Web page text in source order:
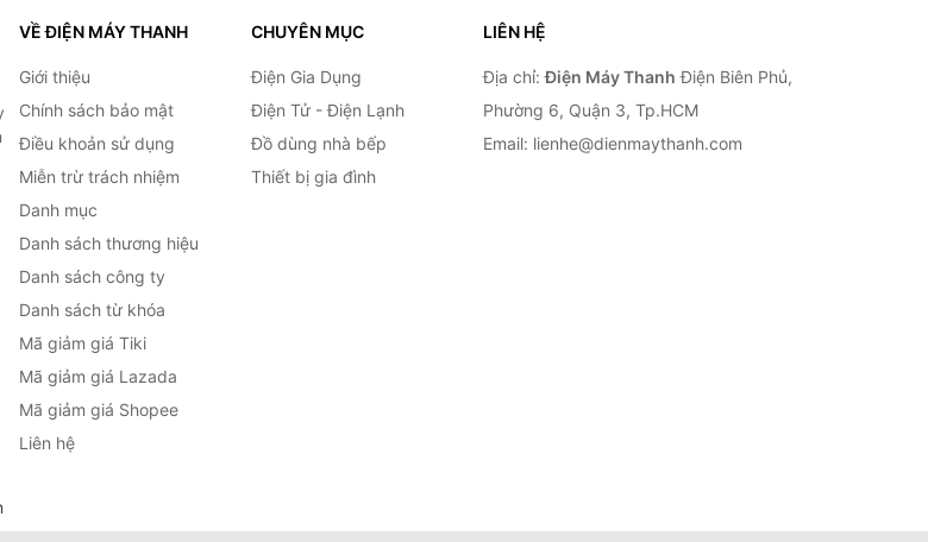
VỀ ĐIỆN MÁY THANH
Giới thiệu
Chính sách bảo mật
Điều khoản sử dụng
Miễn trừ trách nhiệm
Danh mục
Danh sách thương hiệu
Danh sách công ty
Danh sách từ khóa
Mã giảm giá Tiki
Mã giảm giá Lazada
Mã giảm giá Shopee
Liên hệ
CHUYÊN MỤC
Điện Gia Dụng
Điện Tử - Điện Lạnh
Đồ dùng nhà bếp
Thiết bị gia đình
LIÊN HỆ
Địa chỉ:Điện Máy Thanh Điện Biên Phủ,
Phường 6, Quận 3, Tp.HCM
Email: lienhe@dienmaythanh.com